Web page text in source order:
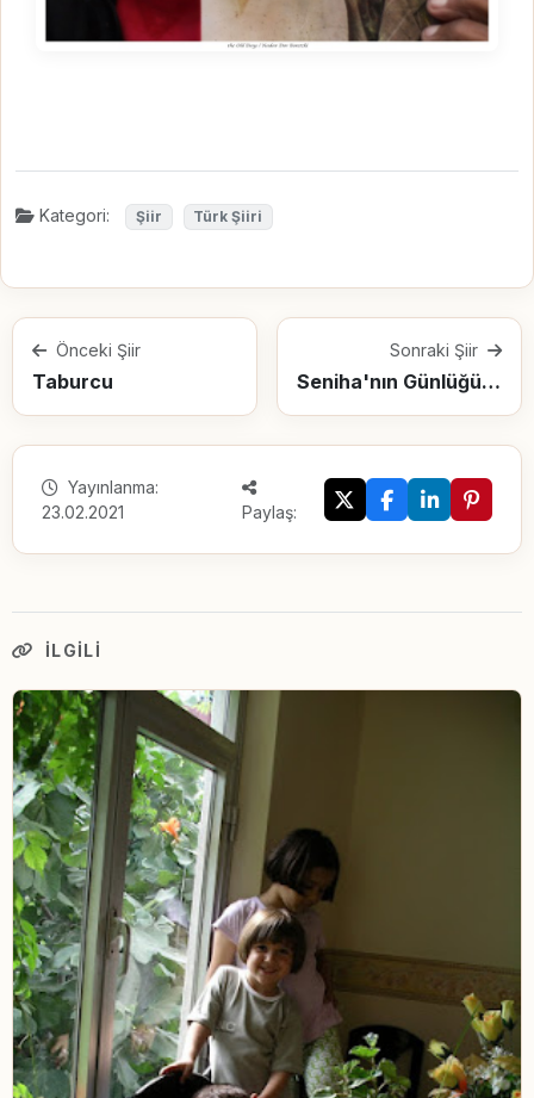
Kategori: Şiir Türk Şiiri
Önceki Şiir
Taburcu
Sonraki Şiir
Seniha'nın Günlüğünden 3
Yayınlanma:
23.02.2021
Paylaş:
İLGILI